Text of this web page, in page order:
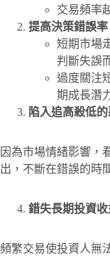
交易頻率
提高決策錯誤率
短期市場
判斷失誤
過度關注
期成長潛
陷入追高殺低
因為市場情緒影響，
出，不斷在錯誤的時
錯失長期投資收
頻繁交易使投資人無